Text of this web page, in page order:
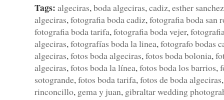
Tags: algeciras,boda algeciras,cadiz,esther
algeciras,fotografia boda cadiz,fotografia boda san
fotografia boda tarifa,fotografia boda vejer,
algeciras,fotografías boda la linea,fotografo bodas
algeciras,fotos boda algeciras,fotos boda bolonia,
algeciras,fotos boda la línea,fotos boda los barrios,
sotogrande,fotos boda tarifa,fotos de boda algeciras
rinconcillo, gema y juan, gibraltar wedding